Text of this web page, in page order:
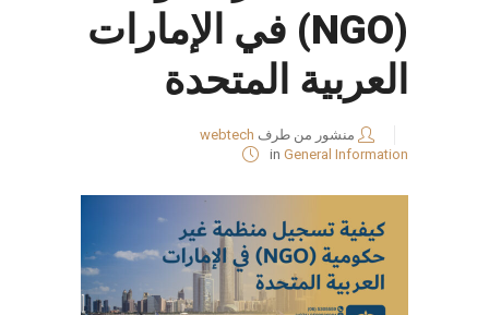
(NGO) في الإمارات
العربية المتحدة
منشور من طرف webtech
in General Information